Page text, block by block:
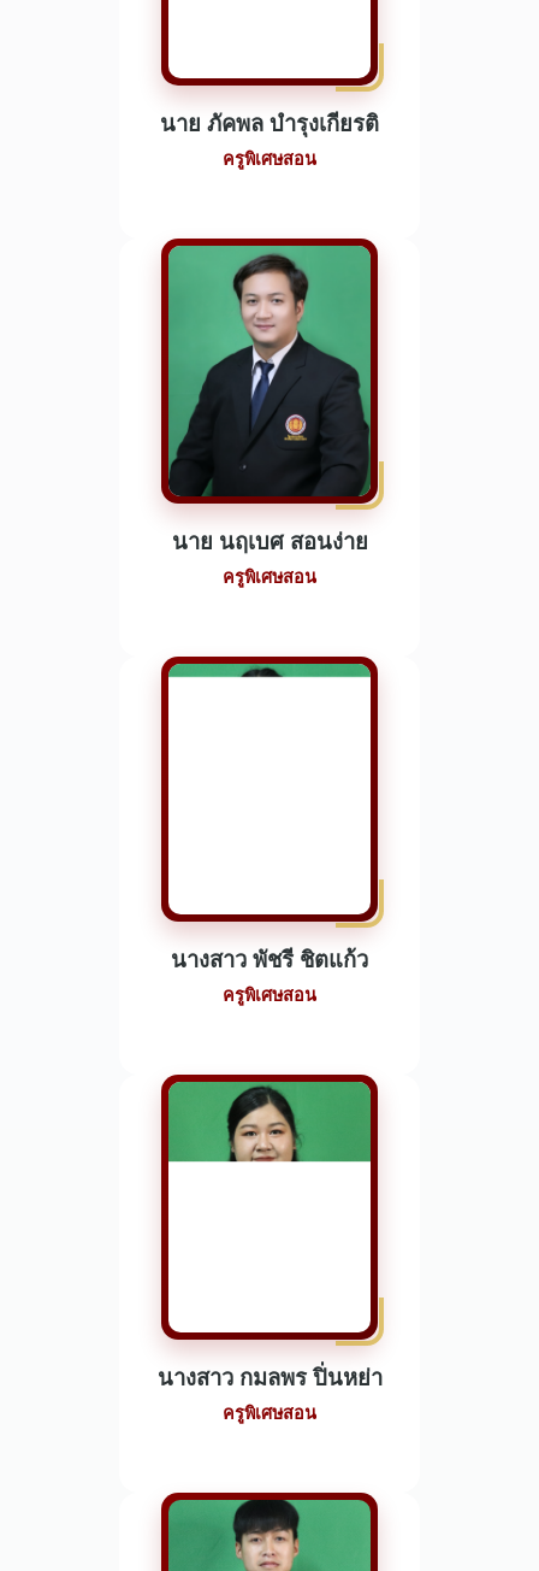
นาย ภัคพล บำรุงเกียรติ
ครูพิเศษสอน
นาย นฤเบศ สอนง่าย
ครูพิเศษสอน
นางสาว พัชรี ชิตแก้ว
ครูพิเศษสอน
นางสาว กมลพร ปิ่นหย่า
ครูพิเศษสอน